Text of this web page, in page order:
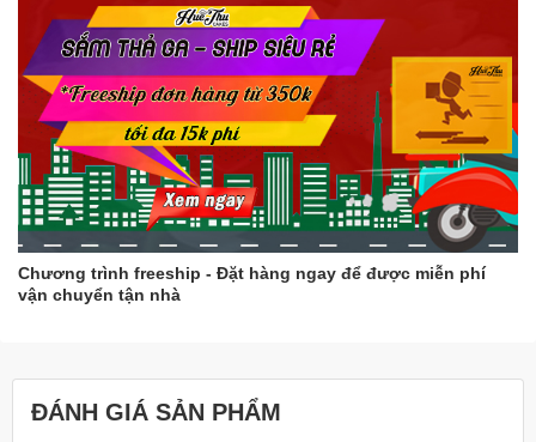
Chương trình freeship - Đặt hàng ngay để được miễn phí
vận chuyển tận nhà
ĐÁNH GIÁ SẢN PHẨM